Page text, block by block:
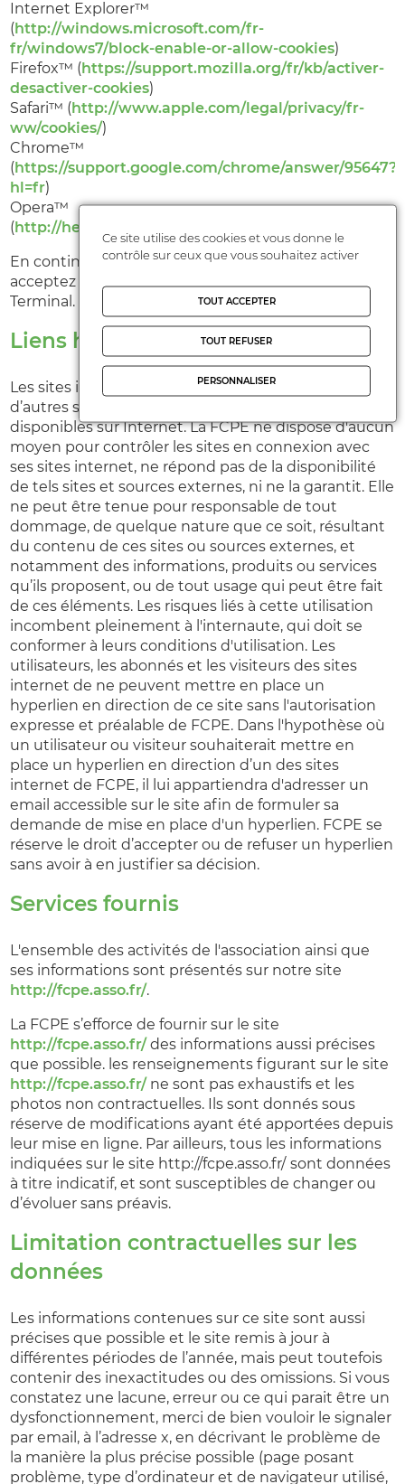
Internet Explorer™
( http://windows.microsoft.com/fr-
fr/windows7/block-enable-or-allow-cookies)
Firefox™ ( https://support.mozilla.org/fr/kb/activer-
desactiver-cookies)
Safari™ ( http://www.apple.com/legal/privacy/fr-
ww/cookies/)
Chrome™
( https://support.google.com/chrome/answer/95647?
hl=fr)
Opera™
( http://help.opera.com/Windows/10.20/fr/
En continuant votre navigation sur notre Site, vous
acceptez la mise en place de Cookies sur votre
Terminal.
Liens hypertextes
Les sites internet peuvent offrir des liens vers
d’autres sites internet ou d’autres ressources
disponibles sur Internet. La FCPE ne dispose d'aucun
moyen pour contrôler les sites en connexion avec
ses sites internet, ne répond pas de la disponibilité
de tels sites et sources externes, ni ne la garantit. Elle
ne peut être tenue pour responsable de tout
dommage, de quelque nature que ce soit, résultant
du contenu de ces sites ou sources externes, et
notamment des informations, produits ou services
qu’ils proposent, ou de tout usage qui peut être fait
de ces éléments. Les risques liés à cette utilisation
incombent pleinement à l'internaute, qui doit se
conformer à leurs conditions d'utilisation. Les
utilisateurs, les abonnés et les visiteurs des sites
internet de ne peuvent mettre en place un
hyperlien en direction de ce site sans l'autorisation
expresse et préalable de FCPE. Dans l'hypothèse où
un utilisateur ou visiteur souhaiterait mettre en
place un hyperlien en direction d’un des sites
internet de FCPE, il lui appartiendra d'adresser un
email accessible sur le site afin de formuler sa
demande de mise en place d'un hyperlien. FCPE se
réserve le droit d’accepter ou de refuser un hyperlien
sans avoir à en justifier sa décision.
Services fournis
L'ensemble des activités de l'association ainsi que
ses informations sont présentés sur notre site
http://fcpe.asso.fr/.
La FCPE s’efforce de fournir sur le site
http://fcpe.asso.fr/ des informations aussi précises
que possible. les renseignements figurant sur le site
http://fcpe.asso.fr/ ne sont pas exhaustifs et les
photos non contractuelles. Ils sont donnés sous
réserve de modifications ayant été apportées depuis
leur mise en ligne. Par ailleurs, tous les informations
indiquées sur le site http://fcpe.asso.fr/ sont données
à titre indicatif, et sont susceptibles de changer ou
d’évoluer sans préavis.
Limitation contractuelles sur les
données
Les informations contenues sur ce site sont aussi
précises que possible et le site remis à jour à
différentes périodes de l’année, mais peut toutefois
contenir des inexactitudes ou des omissions. Si vous
constatez une lacune, erreur ou ce qui parait être un
dysfonctionnement, merci de bien vouloir le signaler
par email, à l’adresse x, en décrivant le problème de
la manière la plus précise possible (page posant
problème, type d’ordinateur et de navigateur utilisé,
Ce site utilise des cookies et vous donne le
contrôle sur ceux que vous souhaitez activer
TOUT ACCEPTER
TOUT REFUSER
PERSONNALISER